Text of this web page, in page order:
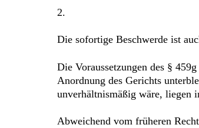
2.
Die sofortige Beschwerde ist
Die Voraussetzungen des §
Anordnung des Gerichts
unverhältnismäßig wäre, liegen
Abweichend vom früheren